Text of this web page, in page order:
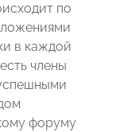
по
в каждой
члены
форуму